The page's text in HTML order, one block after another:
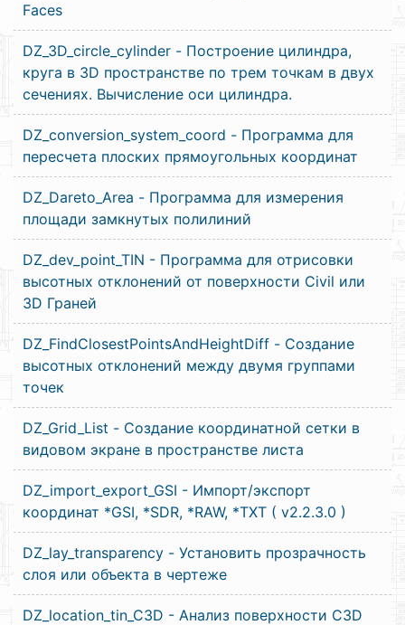
Faces
DZ_3D_circle_cylinder - Построение цилиндра,
круга в 3D пространстве по трем точкам в двух
сечениях. Вычисление оси цилиндра.
DZ_conversion_system_coord - Программа для
пересчета плоских прямоугольных координат
DZ_Dareto_Area - Программа для измерения
площади замкнутых полилиний
DZ_dev_point_TIN - Программа для отрисовки
высотных отклонений от поверхности Civil или
3D Граней
DZ_FindClosestPointsAndHeightDiff - Создание
высотных отклонений между двумя группами
точек
DZ_Grid_List - Создание координатной сетки в
видовом экране в пространстве листа
DZ_import_export_GSI - Импорт/экспорт
координат *GSI, *SDR, *RAW, *TXT ( v2.2.3.0 )
DZ_lay_transparency - Установить прозрачность
слоя или объекта в чертеже
DZ_location_tin_C3D - Анализ поверхности C3D